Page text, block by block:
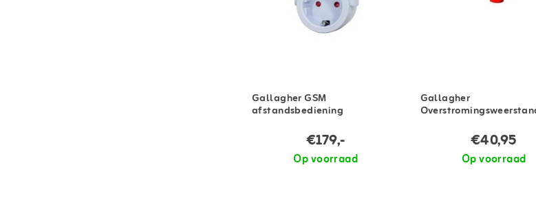
Gallagher GSM
afstandsbediening
€179,-
Op voorraad
Gallagher
€40,95
Op voorraad